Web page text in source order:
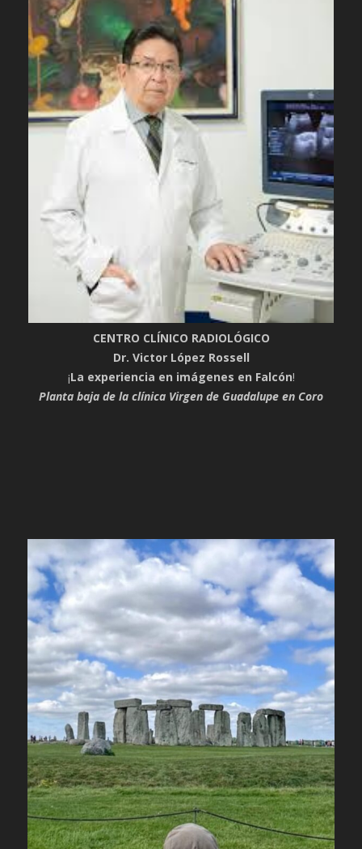
CENTRO CLÍNICO RADIOLÓGICO
Dr. Victor López Rossell
¡La experiencia en imágenes en Falcón!
Planta baja de la clínica Virgen de Guadalupe en Coro